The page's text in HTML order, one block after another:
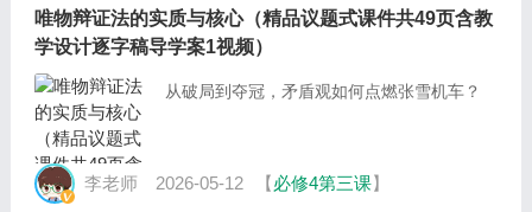
唯物辩证法的实质与核心（精品议题式课件共49页含教
学设计逐字稿导学案1视频）
从破局到夺冠，矛盾观如何点燃张雪机车？
李老师 2026-05-12 【必修4第三课】